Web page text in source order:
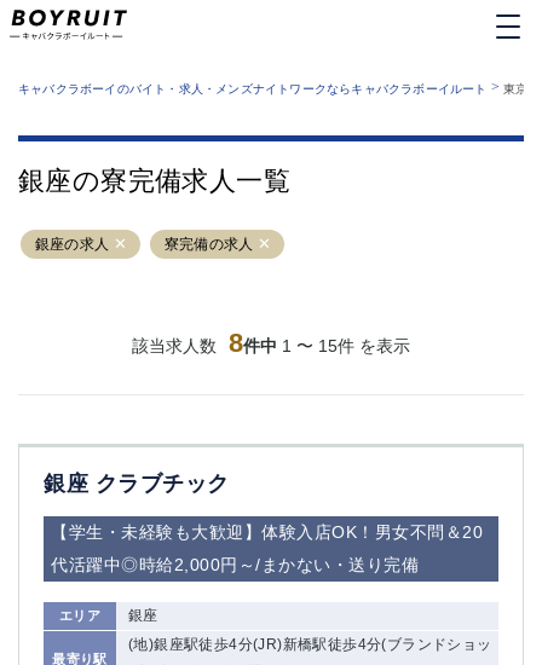
業種から探す
運営者情報
サイトマップ
キャバクラボーイのバイト・求人・メンズナイトワークならキャバクラボーイルート > 東京
銀座の寮完備求人一覧
銀座の求人 寮完備の求人
該当求人数 8件中 1 〜 15件 を表示
銀座 クラブチック
【学生・未経験も大歓迎】体験入店OK！男女不問＆20
代活躍中◎時給2,000円～/まかない・送り完備
エリア 銀座
最寄り駅
(地)銀座駅徒歩4分(JR)新橋駅徒歩4分(ブランドショッ
六本木
池袋
吉祥寺
練馬
恵比寿
蒲田
①六本木 ②西麻布
大山
赤羽
品川
蒲田東口
立川（南口）
新宿